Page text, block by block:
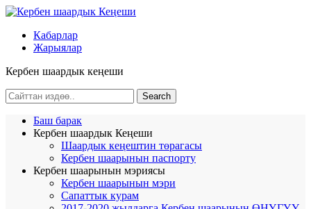
Кабарлар
Жарыялар
Кербен шаардык кеңеши
Баш барак
Кербен шаардык Кеңеши
Шаардык кеңештин төрагасы
Кербен шаарынын паспорту
Кербен шаарынын мэриясы
Кербен шаарынын мэри
Сапаттык курам